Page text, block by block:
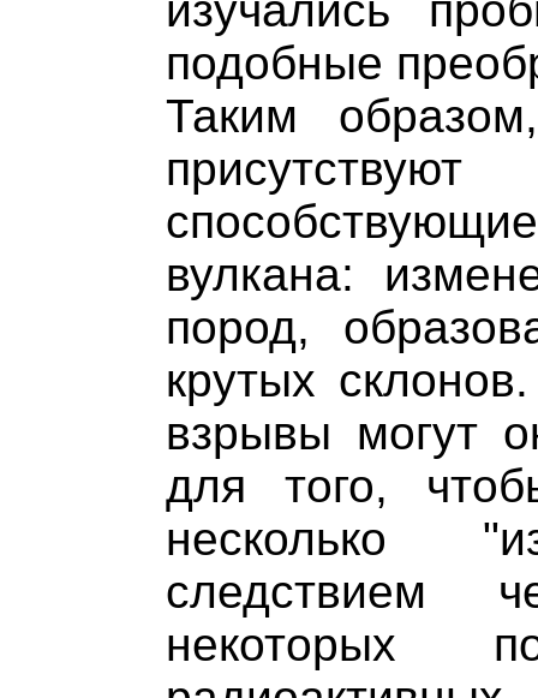
изучались
подобные
Таким
вулкана:
пород,
крутых
взрывы могут
для того,
несколько
следствием
некоторых